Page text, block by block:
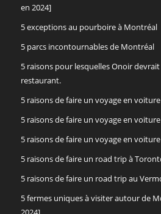
en 2024]
5 exceptions au pourboire à Montréal
5 parcs incontournables de Montréal
5 raisons pour lesquelles Onoir
restaurant.
5 raisons de faire un voyage en
5 raisons de faire un voyage en
5 raisons de faire un voyage en
5 raisons de faire un road trip à
5 raisons de faire un road trip au
5 fermes uniques à visiter autour de